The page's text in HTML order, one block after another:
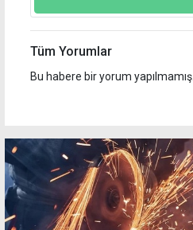
Tüm Yorumlar
Bu habere bir yorum yapılmamış.